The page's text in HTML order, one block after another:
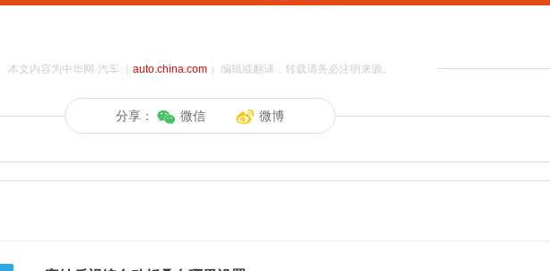
本文内容为中华网·汽车（ auto.china.com）编辑或翻译，转载请务必注明来源。
分享： 微信 微博